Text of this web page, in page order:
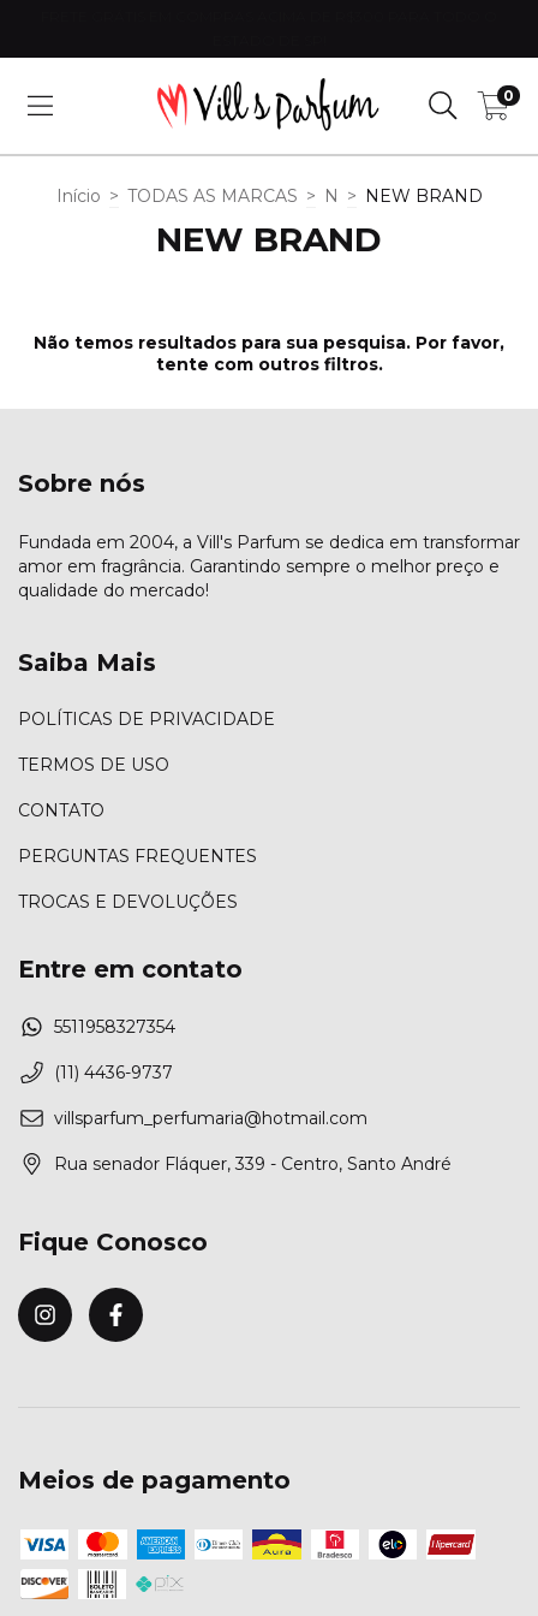
0
Início > TODAS AS MARCAS > N > NEW BRAND
NEW BRAND
Não temos resultados para sua pesquisa. Por favor,
tente com outros filtros.
Sobre nós
Fundada em 2004, a Vill's Parfum se dedica em transformar
amor em fragrância. Garantindo sempre o melhor preço e
qualidade do mercado!
Saiba Mais
POLÍTICAS DE PRIVACIDADE
TERMOS DE USO
CONTATO
PERGUNTAS FREQUENTES
TROCAS E DEVOLUÇÕES
Entre em contato
5511958327354
(11) 4436-9737
villsparfum_perfumaria@hotmail.com
Rua senador Fláquer, 339 - Centro, Santo André
Fique Conosco
Meios de pagamento